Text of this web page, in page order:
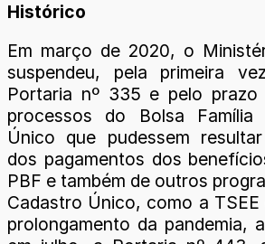
Histórico
Em março de 2020, o
suspendeu, pela primeira
Portaria nº 335 e pelo prazo
processos do Bolsa
Único que pudessem
dos pagamentos dos
PBF e também de outros
Cadastro Único, como a
prolongamento da pandemia,